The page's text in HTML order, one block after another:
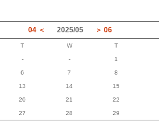
04 2025/05 06
T W T
- - 1
6 7 8
13 14 15
20 21 22
27 28 29